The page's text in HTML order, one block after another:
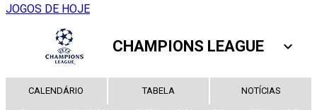
JOGOS DE HOJE
CHAMPIONS LEAGUE
CALENDÁRIO TABELA NOTÍCIAS